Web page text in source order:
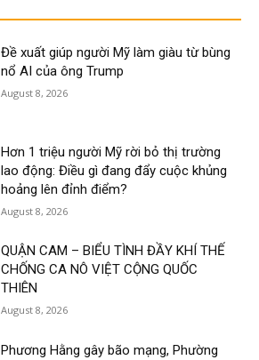
Đề xuất giúp người Mỹ làm giàu từ bùng
nổ AI của ông Trump
August 8, 2026
Hơn 1 triệu người Mỹ rời bỏ thị trường
lao động: Điều gì đang đẩy cuộc khủng
hoảng lên đỉnh điểm?
August 8, 2026
QUẬN CAM – BIỂU TÌNH ĐẦY KHÍ THẾ
CHỐNG CA NÔ VIỆT CỘNG QUỐC
THIÊN
August 8, 2026
Phương Hằng gây bão mạng, Phường